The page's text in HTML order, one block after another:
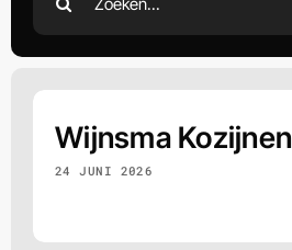
naar:
Wijnsma Kozijnen
24 JUNI 2026